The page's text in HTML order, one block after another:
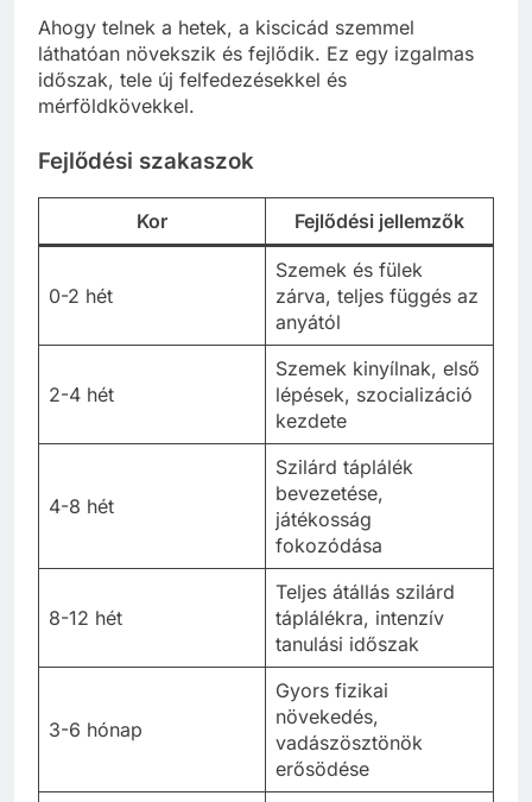
Ahogy telnek a hetek, a kiscicád szemmel
láthatóan növekszik és fejlődik. Ez egy izgalmas
időszak, tele új felfedezésekkel és
mérföldkövekkel.
Fejlődési szakaszok
Kor Fejlődési jellemzők
0-2 hét
Szemek és fülek
zárva, teljes függés az
anyától
2-4 hét
Szemek kinyílnak, első
lépések, szocializáció
kezdete
4-8 hét
Szilárd táplálék
bevezetése,
játékosság
fokozódása
8-12 hét
Teljes átállás szilárd
táplálékra, intenzív
tanulási időszak
3-6 hónap
Gyors fizikai
növekedés,
vadászösztönök
erősödése